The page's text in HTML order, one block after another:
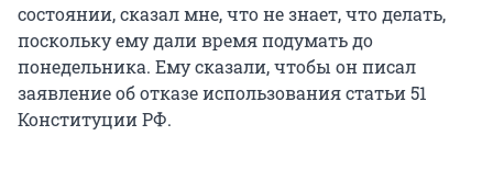
состоянии, сказал мне, что не знает, что делать,
поскольку ему дали время подумать до
понедельника. Ему сказали, чтобы он писал
заявление об отказе использования статьи 51
Конституции РФ.